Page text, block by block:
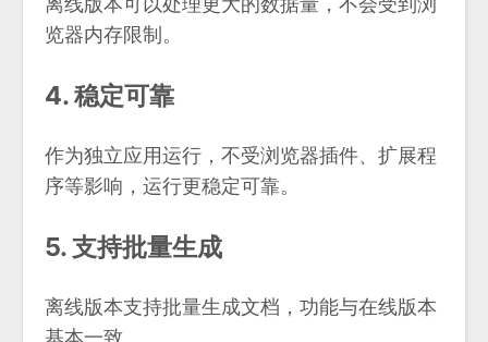
览器内存限制。
4. 稳定可靠
作为独立应用运行，不受浏览器插件、扩展程
序等影响，运行更稳定可靠。
5. 支持批量生成
离线版本支持批量生成文档，功能与在线版本
基本一致。